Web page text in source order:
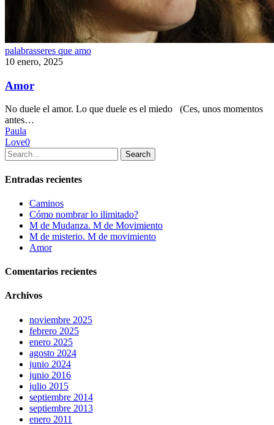
Amor
palabrasseres que amo
10 enero, 2025
Amor
No duele el amor. Lo que duele es el miedo (Ces, unos momentos
antes…
Paula
Love0
Search
Entradas recientes
Caminos
Cómo nombrar lo ilimitado?
M de Mudanza. M de Movimiento
M de misterio. M de movimiento
Amor
Comentarios recientes
Archivos
noviembre 2025
febrero 2025
enero 2025
agosto 2024
junio 2024
junio 2016
julio 2015
septiembre 2014
septiembre 2013
enero 2011